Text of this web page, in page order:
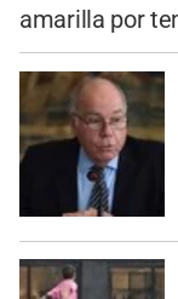
amarilla por